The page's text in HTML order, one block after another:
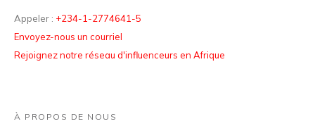
Appeler : +234-1-2774641-5
Envoyez-nous un courriel
Rejoignez notre réseau d'influenceurs en Afrique
À PROPOS DE NOUS